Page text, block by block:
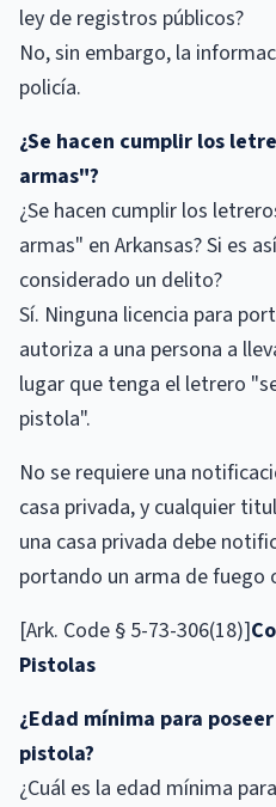
ley de registros públicos?
No, sin embargo, la
policía.
¿Se hacen cumplir los
armas"?
¿Se hacen cumplir los
armas" en Arkansas? Si es
considerado un delito?
Sí. Ninguna licencia para
autoriza a una persona a
lugar que tenga el letrero
pistola".
No se requiere una
casa privada, y cualquier
una casa privada debe
portando un arma de fuego
[Ark. Code § 5-73-306(18)]
Pistolas
¿Edad mínima para
pistola?
¿Cuál es la edad mínima